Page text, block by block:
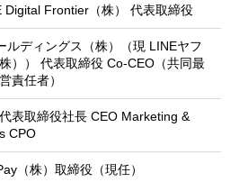
Digital Frontier（株） 代表取締役
ルディングス（株）（現 LINEヤフ
）） 代表取締役 Co-CEO（共同最
責任者）
表取締役社長 CEO Marketing &
CPO
（株）取締役（現任）